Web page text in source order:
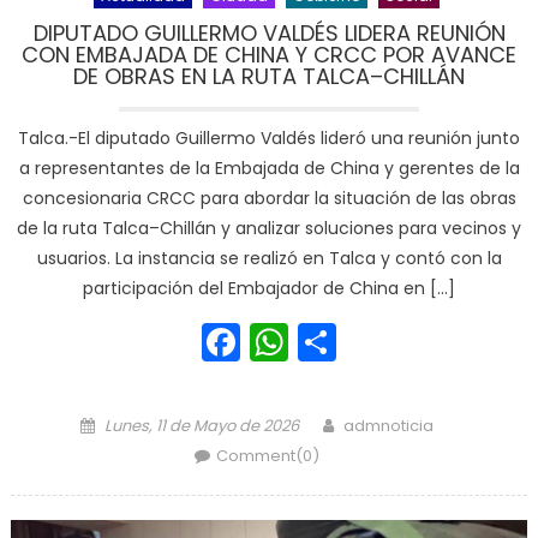
DIPUTADO GUILLERMO VALDÉS LIDERA REUNIÓN
CON EMBAJADA DE CHINA Y CRCC POR AVANCE
DE OBRAS EN LA RUTA TALCA–CHILLÁN
Talca.-El diputado Guillermo Valdés lideró una reunión junto
a representantes de la Embajada de China y gerentes de la
concesionaria CRCC para abordar la situación de las obras
de la ruta Talca–Chillán y analizar soluciones para vecinos y
usuarios. La instancia se realizó en Talca y contó con la
participación del Embajador de China en […]
Facebook
WhatsApp
Posted on
Lunes, 11 de Mayo de 2026 Author
admnoticia
Comment(0)